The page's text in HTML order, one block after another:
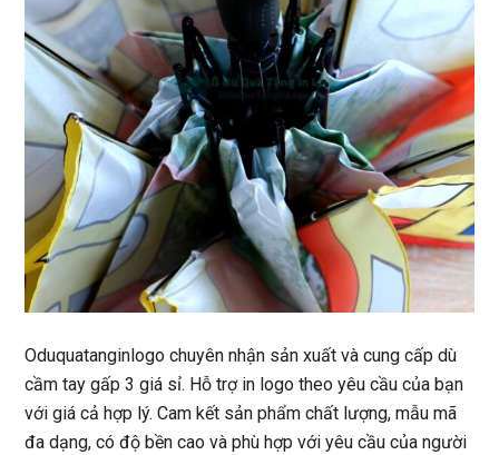
Oduquatanginlogo chuyên nhận sản xuất và cung cấp dù
cầm tay gấp 3 giá sỉ. Hỗ trợ in logo theo yêu cầu của bạn
với giá cả hợp lý. Cam kết sản phẩm chất lượng, mẫu mã
đa dạng, có độ bền cao và phù hợp với yêu cầu của người